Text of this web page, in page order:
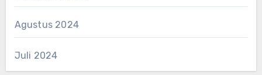
Agustus 2024
Juli 2024